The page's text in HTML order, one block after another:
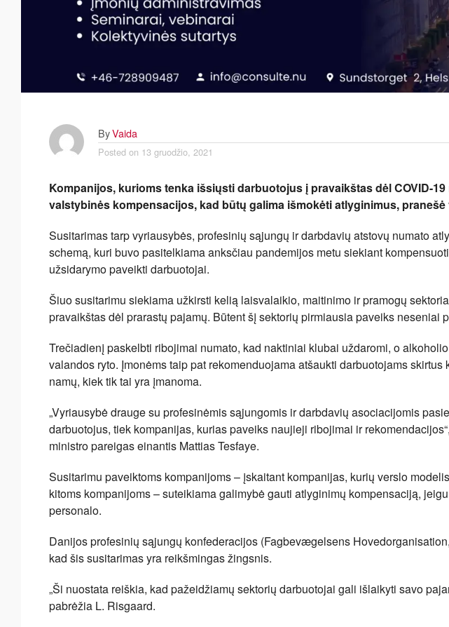
ByVaida
Posted on 13 gruodžio, 2021
Kompanijos, kurioms tenka išsiųsti darbuotojus į pravaikštas dėl COVID-
valstybinės kompensacijos, kad būtų galima išmokėti atlyginimus,
Susitarimas tarp vyriausybės, profesinių sąjungų ir darbdavių atstovų numato
schemą, kuri buvo pasitelkiama anksčiau pandemijos metu siekiant
užsidarymo paveikti darbuotojai.
Šiuo susitarimu siekiama užkirsti kelią laisvalaikio, maitinimo ir pramogų
pravaikštas dėl prarastų pajamų. Būtent šį sektorių pirmiausia paveiks neseniai
Trečiadienį paskelbti ribojimai numato, kad naktiniai klubai uždaromi, o
valandos ryto. Įmonėms taip pat rekomenduojama atšaukti darbuotojams
namų, kiek tik tai yra įmanoma.
„Vyriausybė drauge su profesinėmis sąjungomis ir darbdavių asociacijomis
darbuotojus, tiek kompanijas, kurias paveiks naujieji ribojimai ir
ministro pareigas einantis Mattias Tesfaye.
Susitarimu paveiktoms kompanijoms – įskaitant kompanijas, kurių verslo
kitoms kompanijoms – suteikiama galimybė gauti atlyginimų kompensaciją,
personalo.
Danijos profesinių sąjungų konfederacijos (Fagbevægelsens
kad šis susitarimas yra reikšmingas žingsnis.
„Ši nuostata reiškia, kad pažeidžiamų sektorių darbuotojai gali išlaikyti savo
pabrėžia L. Risgaard.